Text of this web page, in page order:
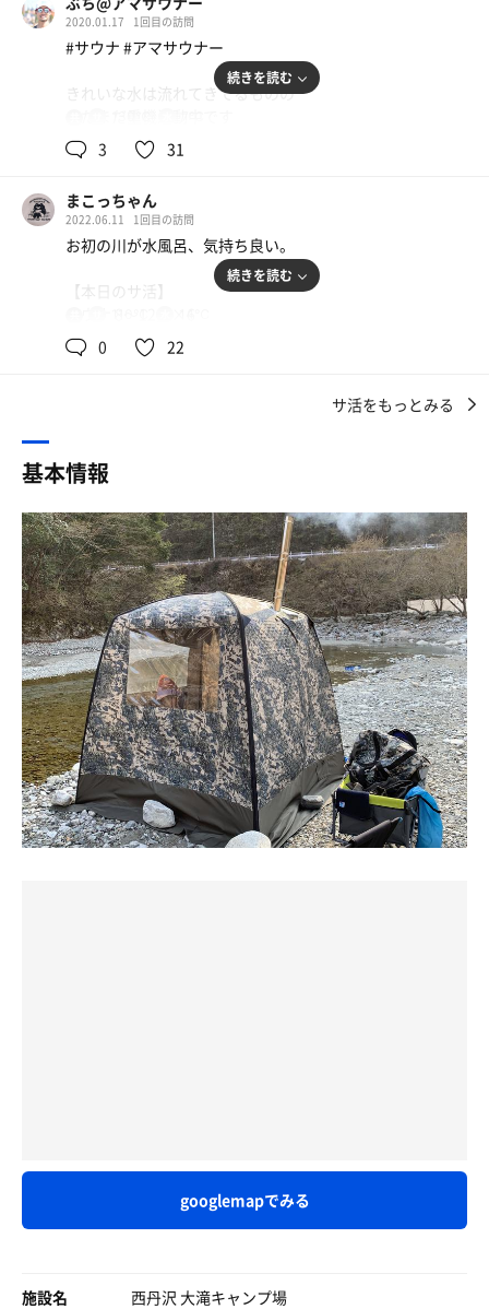
テントサウナということで、少し舐めてかかりましたがと
んでもない。
と、薪を追加していただき、テント内のおんどは110度超
写真にあるように、rentoを含めた複数のアロマも楽しむ
ことができ、予想を大きく上回る満足感。
そして完全天然水風呂。
塩素臭も全くしない、心地よい水。
そして、テントサウナの薪が燃える香り。
ちょうど前日の「サ道」がテントサウナだったのも偶然偶
然。
スタッフの方々も大変親切で、もちろんサウナ好きだった
ので、サウナトークも楽しむことができました笑
サウナを全く知らない友達を誘ってみましたが、終わった
後に彼は言いました。
「サウナっていいね」
2020.01.17 1回目の訪問
#サウナ #アマサウナー
きれいな水は流れてきてるものの
引き続き遊びにきますので、どうか焦らず！！！
水辺すぐにはテント張れないので、お気をつけを！
まり場に雪崩れ込むか
そんなことを試行錯誤しながらやるテントサウナもおつや
な
ヤンキーチックな姉御管理人にばかだねとお褒めの言葉も
らしい
カメラマンだったり何かのスペシャリストだったりで、こ
テントサウナに活かしていきたいなあ
またイキタイ
続きを読む
3 31
まこっちゃん
2022.06.11 1回目の訪問
お初の川が水風呂、気持ち良い。
【本日のサ活】
水風呂 1分×6
外気浴 5分×6
温度を上げに上げる。気づくと温度計が振り切れていまし
その状態での、ロウリュは強烈でなんとも言えぬ気持ち良
さ。
水風呂は川です。水風呂が川は初めてなのでとてもワクワ
クしておりました。
潜りも泳ぎも出来て、自由！控えめに言って最高でした。
外気浴は心地よい風が吹き、葉っぱが擦れる自然の音を聴
きながら。なんて気持ち良いんだ。
本日もととのいました。
続きを読む
0 22
サ活をもっとみる
基本情報
googlemapでみる
施設名 西丹沢 大滝キャンプ場